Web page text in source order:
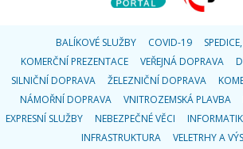
BALÍKOVÉ SLUŽBY COVID-19
KOMERČNÍ PREZENTACE
VEŘEJNÁ DOPRAVA
SILNIČNÍ DOPRAVA
ŽELEZNIČNÍ DOPRAVA
NÁMOŘNÍ DOPRAVA
VNITROZEMSKÁ PLAVBA
EXPRESNÍ SLUŽBY
NEBEZPEČNÉ VĚCI
INFRASTRUKTURA
VELETRHY A